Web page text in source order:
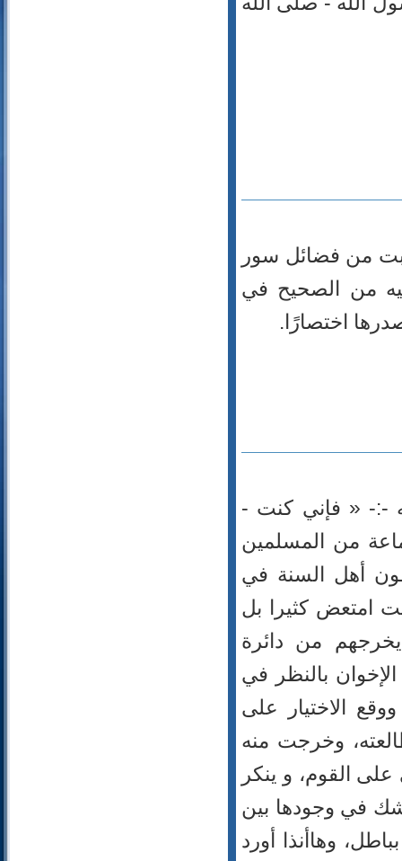
من فضائل سور
من الصحيح في
اختصارًا.
-:- « فإني كنت -
من المسلمين
أهل السنة في
امتعض كثيرا بل
يخرجهم من دائرة
بالنظر في
الاختيار على
وخرجت منه
القوم، و ينكر
في وجودها بين
وهاأنذا أورد